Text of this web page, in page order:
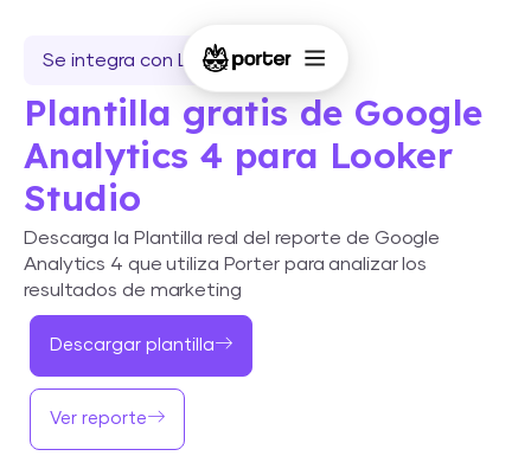
Se integra con Looker Studio
Plantilla gratis de Google
Analytics 4 para Looker
Studio
Descarga la Plantilla real del reporte de Google
Analytics 4 que utiliza Porter para analizar los
resultados de marketing
Descargar plantilla
Ver reporte